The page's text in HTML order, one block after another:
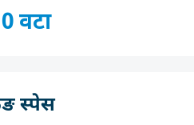
वटा
स्पेस